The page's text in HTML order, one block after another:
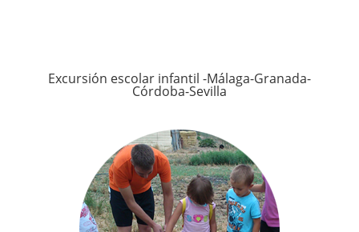
Excursión escolar infantil -Málaga-Granada-
Córdoba-Sevilla